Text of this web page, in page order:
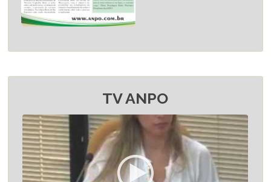
TV ANPO